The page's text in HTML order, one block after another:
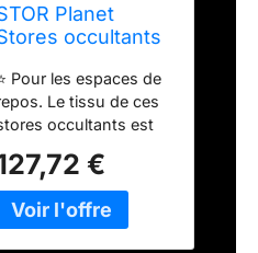
Planet
occultants
pour
à
Salon,
- Stores
Thermiques -
180 x 180
cm
Pour les espaces de
Le tissu de ces
occultants est
un tissu de qualité,
disponible en
différentes couleurs qui
€